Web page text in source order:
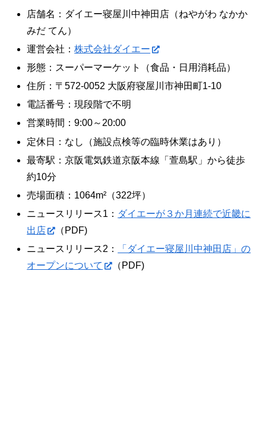
店舗名：ダイエー寝屋川中神田店（ねやがわ なかか
みだ てん）
運営会社：株式会社ダイエー
形態：スーパーマーケット（食品・日用消耗品）
住所：〒572-0052 大阪府寝屋川市神田町1-10
電話番号：現段階で不明
営業時間：9:00～20:00
定休日：なし（施設点検等の臨時休業はあり）
最寄駅：京阪電気鉄道京阪本線「萱島駅」から徒歩
約10分
売場面積：1064m²（322坪）
ニュースリリース1： ダイエーが３か月連続で近畿に
出店
（PDF)
ニュースリリース2：
「ダイエー寝屋川中神田店」の
オープンについて
（PDF)